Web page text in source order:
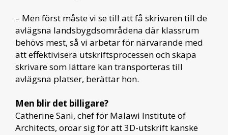
– Men först måste vi se till att få skrivaren till de
avlägsna landsbygdsområdena där klassrum
behövs mest, så vi arbetar för närvarande med
att effektivisera utskriftsprocessen och skapa
skrivare som lättare kan transporteras till
avlägsna platser, berättar hon.
Men blir det billigare?
Catherine Sani, chef för Malawi Institute of
Architects, oroar sig för att 3D-utskrift kanske